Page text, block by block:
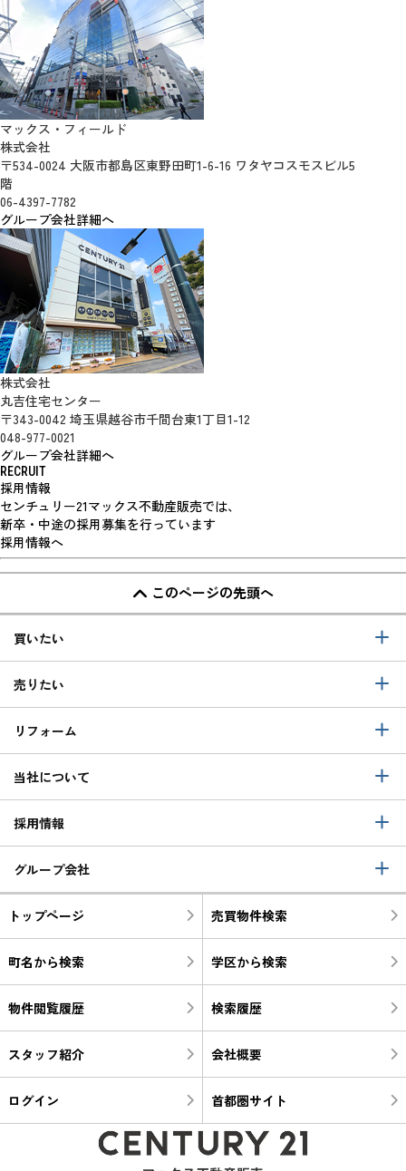
マックス・フィールド
株式会社
〒534-0024 大阪市都島区東野田町1-6-16 ワタヤコスモスビル5
階
06-4397-7782
グループ会社詳細へ
株式会社
丸吉住宅センター
〒343-0042 埼玉県越谷市千間台東1丁目1-12
048-977-0021
グループ会社詳細へ
RECRUIT
採用情報
センチュリー21マックス不動産販売では、
新卒・中途の採用募集を行っています
採用情報へ
このページの先頭へ
買いたい
売りたい
リフォーム
当社について
採用情報
グループ会社
トップページ 売買物件検索
町名から検索 学区から検索
物件閲覧履歴 検索履歴
スタッフ紹介 会社概要
ログイン 首都圏サイト